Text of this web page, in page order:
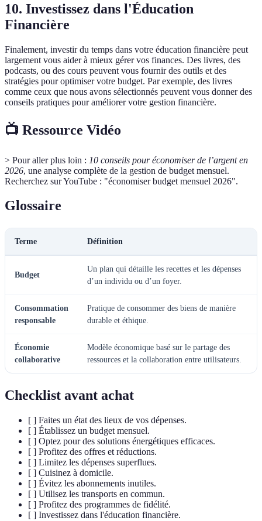
10. Investissez dans l'Éducation
Financière
Finalement, investir du temps dans votre éducation financière peut
largement vous aider à mieux gérer vos finances. Des livres, des
podcasts, ou des cours peuvent vous fournir des outils et des
stratégies pour optimiser votre budget. Par exemple, des livres
comme ceux que nous avons sélectionnés peuvent vous donner des
conseils pratiques pour améliorer votre gestion financière.
📺 Ressource Vidéo
> Pour aller plus loin : 10 conseils pour économiser de l’argent en
2026, une analyse complète de la gestion de budget mensuel.
Recherchez sur YouTube : "économiser budget mensuel 2026".
Glossaire
Terme Définition
Budget
Un plan qui détaille les recettes et les dépenses
d’un individu ou d’un foyer.
Consommation
responsable
Pratique de consommer des biens de manière
durable et éthique.
Économie
collaborative
Modèle économique basé sur le partage des
ressources et la collaboration entre utilisateurs.
Checklist avant achat
[ ] Faites un état des lieux de vos dépenses.
[ ] Établissez un budget mensuel.
[ ] Optez pour des solutions énergétiques efficaces.
[ ] Profitez des offres et réductions.
[ ] Limitez les dépenses superflues.
[ ] Cuisinez à domicile.
[ ] Évitez les abonnements inutiles.
[ ] Utilisez les transports en commun.
[ ] Profitez des programmes de fidélité.
[ ] Investissez dans l'éducation financière.